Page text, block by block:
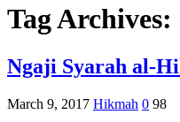
Tag Archives:
Ngaji Syarah al-
March 9, 2017 Hikmah 0 98